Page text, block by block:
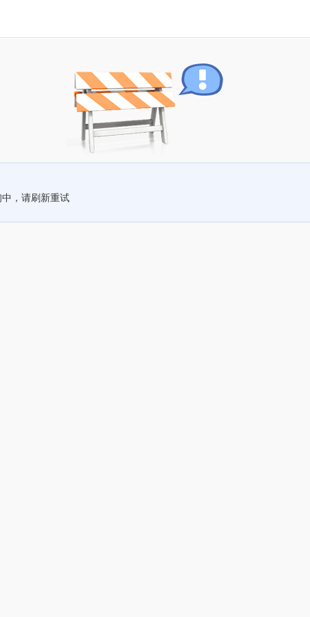
，请刷新重试